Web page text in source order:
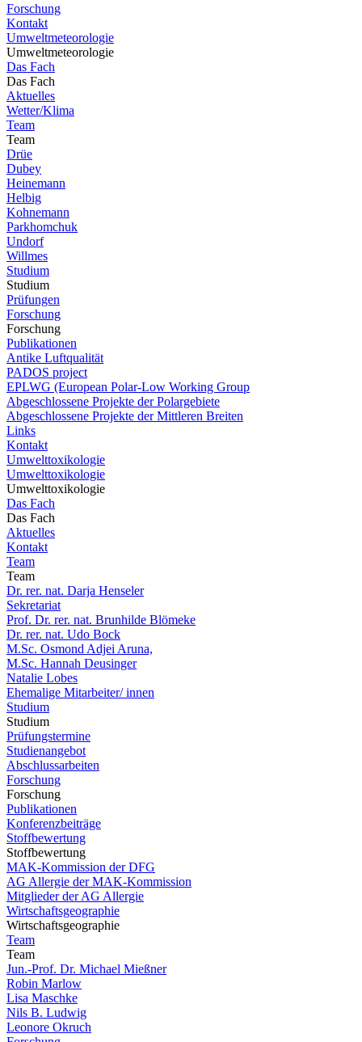
Forschung
Kontakt
Umweltmeteorologie
Umweltmeteorologie
Das Fach
Das Fach
Aktuelles
Wetter/Klima
Team
Team
Drüe
Dubey
Heinemann
Helbig
Kohnemann
Parkhomchuk
Undorf
Willmes
Studium
Studium
Prüfungen
Forschung
Forschung
Publikationen
Antike Luftqualität
PADOS project
EPLWG (European Polar-Low Working Group
Abgeschlossene Projekte der Polargebiete
Abgeschlossene Projekte der Mittleren Breiten
Links
Kontakt
Umwelttoxikologie
Umwelttoxikologie
Umwelttoxikologie
Das Fach
Das Fach
Aktuelles
Kontakt
Team
Team
Dr. rer. nat. Darja Henseler
Sekretariat
Prof. Dr. rer. nat. Brunhilde Blömeke
Dr. rer. nat. Udo Bock
M.Sc. Osmond Adjei Aruna,
M.Sc. Hannah Deusinger
Natalie Lobes
Ehemalige Mitarbeiter/ innen
Studium
Studium
Prüfungstermine
Studienangebot
Abschlussarbeiten
Forschung
Forschung
Publikationen
Konferenzbeiträge
Stoffbewertung
Stoffbewertung
MAK-Kommission der DFG
AG Allergie der MAK-Kommission
Mitglieder der AG Allergie
Wirtschaftsgeographie
Wirtschaftsgeographie
Team
Team
Jun.-Prof. Dr. Michael Mießner
Robin Marlow
Lisa Maschke
Nils B. Ludwig
Leonore Okruch